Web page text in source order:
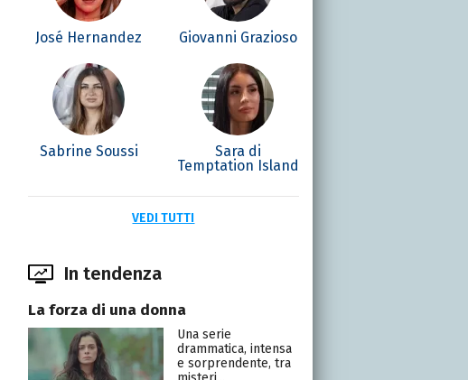
José Hernandez Giovanni Grazioso
Sabrine Soussi
Sara di
Temptation Island
VEDI TUTTI
In tendenza
La forza di una donna
Una serie
drammatica, intensa
e sorprendente, tra